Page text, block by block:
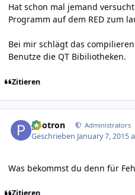
Hat schon mal jemand
Programm auf dem RED zum
Bei mir schlägt das
Benutze die QT Bibiliotheken.
Zitieren
photron Administrators
Geschrieben January 7, 2015
Was bekommst du denn für